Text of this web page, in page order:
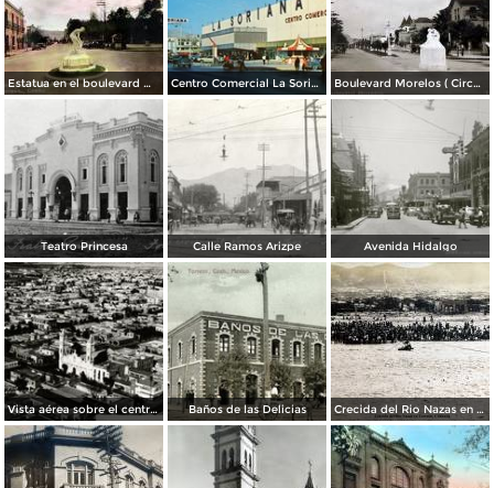
Estatua en el boulevard Morelos. ( Circulada el 19 de Noviembre de 1936 ). Centro Comercial La Soriana, el primero de esta cadena bajo la modalidad de plaza comercial (circa 1968) Boulevard Morelos ( Circulada el 21 de Enero de 1930 ).
Teatro Princesa Calle Ramos Arizpe Avenida Hidalgo
Vista aérea sobre el centro de Torreón Baños de las Delicias Crecida del Rio Nazas en Torreón, Coahuila ( Circulada el 4 de Octubre de 1910 ).